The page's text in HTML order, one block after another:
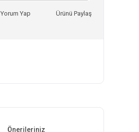
Yorum Yap Ürünü Paylaş
Önerileriniz